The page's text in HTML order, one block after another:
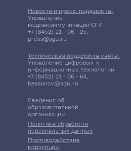
Сведения об
образовательной
организации
Политика обработки
персональных данных
Противодействие
коррупции
Новости и пресс-поддержка:
Управление
медиакоммуникаций СГУ
+7 (8452) 21 - 06 - 25,
press@sgu.ru
Техническая поддержка сайта:
Управление цифровых и
информационных технологий
+7 (8452) 21 - 06 - 64,
bessonov@sgu.ru